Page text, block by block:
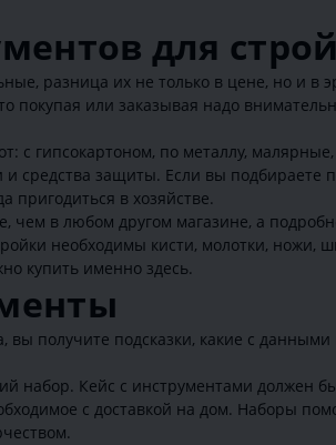
для
разница их не только в цене, но и в
или заказывая надо
с гипсокартоном, по металлу,
и средства защиты. Если вы подбираете
пригодиться в хозяйстве.
чем в любом другом магазине, а
необходимы кисти, молотки, ножи,
купить именно здесь.
получите подсказки, какие с
набор. Кейс с инструментами должен
с доставкой на дом. Наборы